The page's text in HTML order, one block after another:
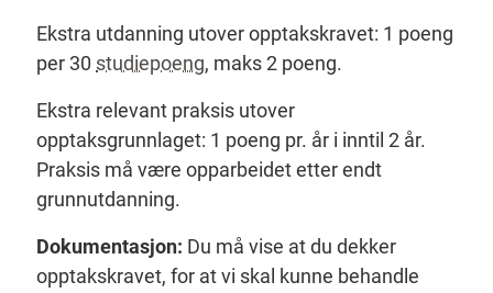
Ekstra utdanning utover opptakskravet: 1 poeng
per 30 studiepoeng, maks 2 poeng.
Ekstra relevant praksis utover
opptaksgrunnlaget: 1 poeng pr. år i inntil 2 år.
Praksis må være opparbeidet etter endt
grunnutdanning.
Dokumentasjon: Du må vise at du dekker
opptakskravet, for at vi skal kunne behandle